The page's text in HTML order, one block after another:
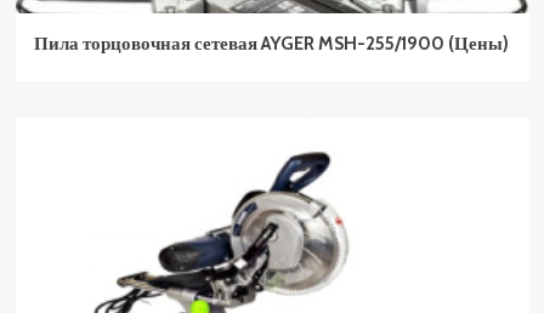
Пила торцовочная сетевая AYGER MSH-255/1900 (Цены)